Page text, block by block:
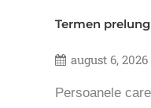
Termen
august 6, 2026
Persoanele